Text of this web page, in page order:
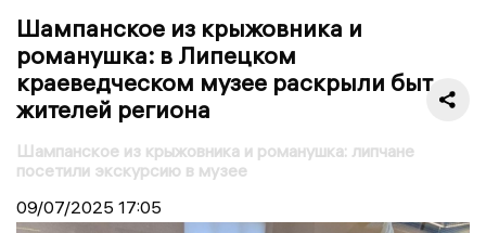
Шампанское из крыжовника и
романушка: в Липецком
краеведческом музее раскрыли быт
жителей региона
Шампанское из крыжовника и романушка: липчане
посетили экскурсию в музее
09/07/2025 17:05